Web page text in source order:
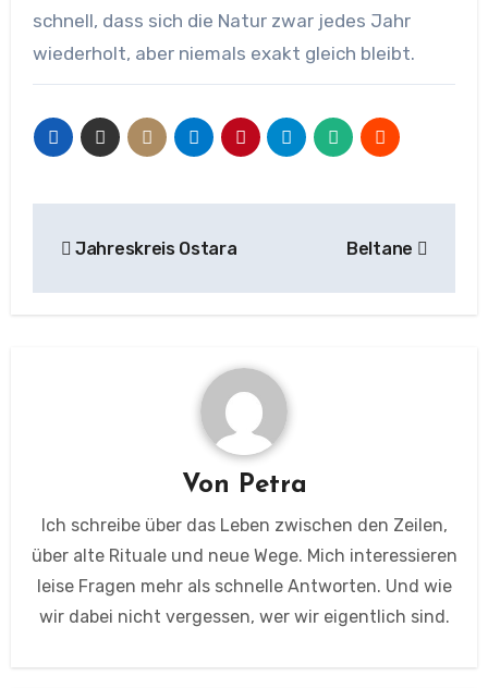
schnell, dass sich die Natur zwar jedes Jahr
wiederholt, aber niemals exakt gleich bleibt.
Jahreskreis Ostara Beltane
Von Petra
Ich schreibe über das Leben zwischen den Zeilen,
über alte Rituale und neue Wege. Mich interessieren
leise Fragen mehr als schnelle Antworten. Und wie
wir dabei nicht vergessen, wer wir eigentlich sind.